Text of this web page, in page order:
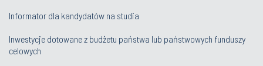
Informator dla kandydatów na studia
Inwestycje dotowane z budżetu państwa lub państwowych funduszy
celowych